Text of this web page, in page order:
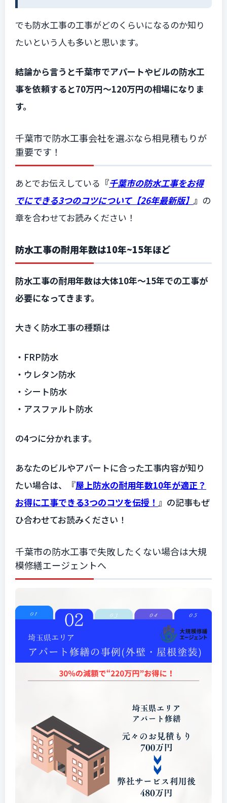
でも防水工事の工事がどのくらいになるのか知り
たいという人も多いと思います。
結論から言うと千葉市でアパートやビルの防水工
事を依頼すると70万円〜120万円の相場になりま
す。
千葉市で防水工事会社を選ぶなら相見積もりが
重要です！
あとでお伝えしている 『千葉市の防水工事をお得
でにできる3つのコツについて【26年最新版】 』 の
章を合わせてお読みください！
防水工事の耐用年数は10年~15年ほど
防水工事の耐用年数は大体10年〜15年での工事が
必要になってきます。
大きく防水工事の種類は
・FRP防水
・ウレタン防水
・シート防水
・アスファルト防水
の4つに分かれます。
あなたのビルやアパートに合った工事内容が知り
たい場合は、『屋上防水の耐用年数10年が適正？
お得に工事できる3つのコツを伝授！ 』の記事もぜ
ひ合わせてお読みください！
千葉市の防水工事で失敗したくない場合は大規
模修繕エージェントへ